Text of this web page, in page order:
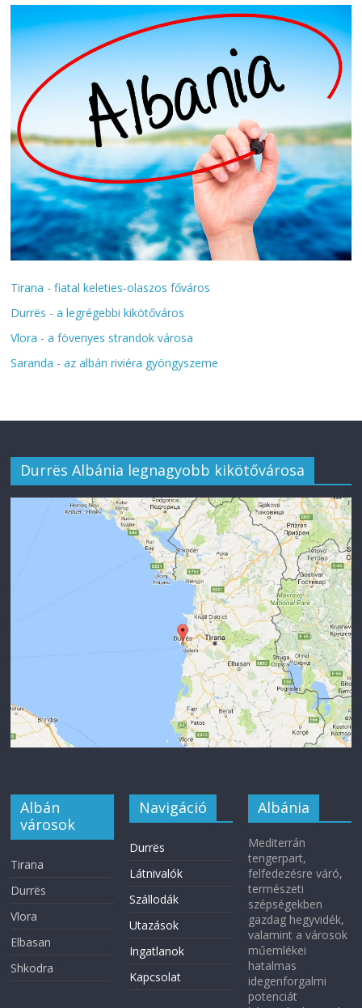
Tirana - fiatal keleties-olaszos főváros
Durrës - a legrégebbi kikötőváros
Vlora - a fövenyes strandok városa
Saranda - az albán riviéra gyöngyszeme
Durrës Albánia legnagyobb kikötővárosa
Albán
városok
Tirana
Durrës
Vlora
Elbasan
Shkodra
Navigáció
Durrës
Látnivalók
Szállodák
Utazások
Ingatlanok
Kapcsolat
Albánia
Mediterrán
tengerpart,
felfedezésre váró,
természeti
szépségekben
gazdag hegyvidék,
valamint a városok
műemlékei
hatalmas
idegenforgalmi
potenciát